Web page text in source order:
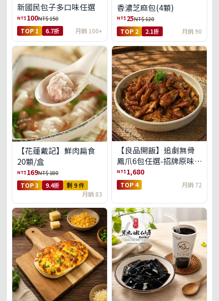
新國民包子多口味任選
NT$ 100NT$ 150
TOP 1 6.7折 月銷 100+
香濃芝麻包(4顆)
NT$ 25NT$ 120
TOP 2 2.1折 月銷 90
【花蓮戴記】鮮肉扁食
20顆/盒
NT$ 169NT$ 180
TOP 3 9.4折
剩 9 件
月銷 83
【良品開飯】追劇無骨
鳳爪6包任選-招牌原味/
濃濃蒜香/過癮麻辣(免運
組)
NT$ 1,680
TOP 4 月銷 72